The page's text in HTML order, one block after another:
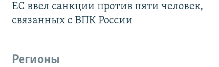
ЕС ввел санкции против пяти человек,
связанных с ВПК России
Регионы